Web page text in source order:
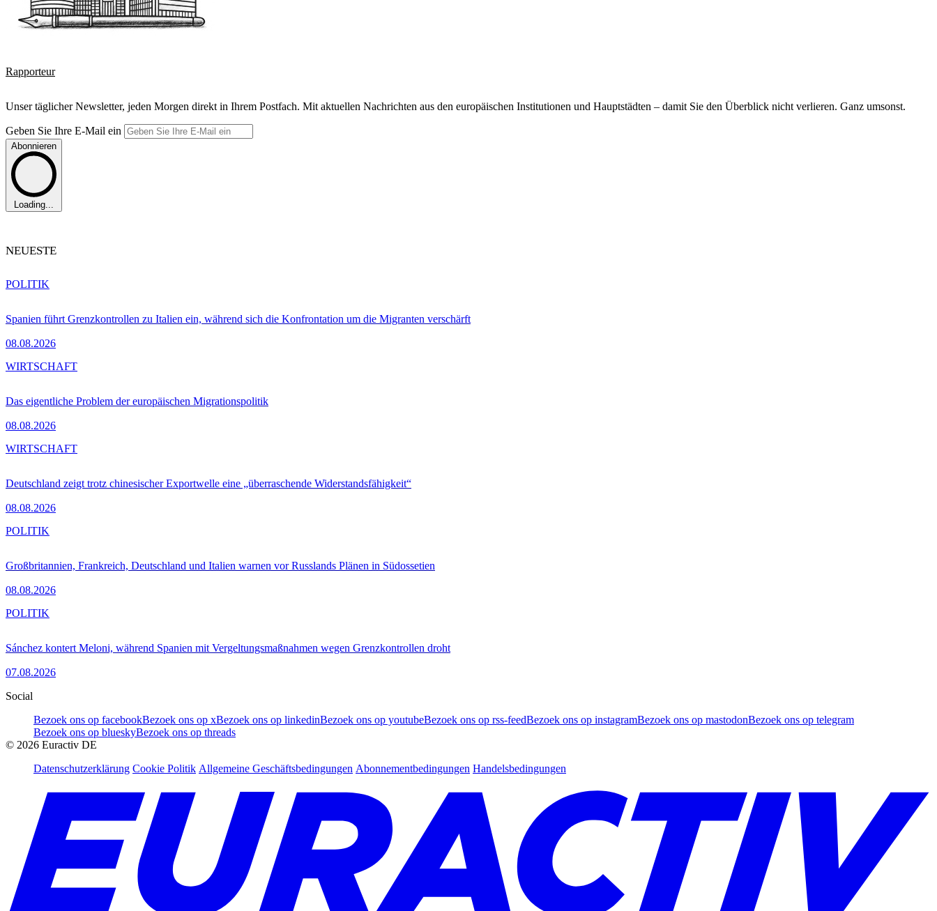
Rapporteur
Unser täglicher Newsletter, jeden Morgen direkt in Ihrem Postfach. Mit aktuellen Nachrichten aus den europäischen Institutionen und Hauptstädten – damit Sie den Überblick nicht verlieren. Ganz umsonst.
Geben Sie Ihre E-Mail ein
Abonnieren
Loading...
NEUESTE
Spanien führt Grenzkontrollen zu Italien ein, während sich die Konfrontation um die Migranten verschärft
08.08.2026
POLITIK
Das eigentliche Problem der europäischen Migrationspolitik
08.08.2026
WIRTSCHAFT
Deutschland zeigt trotz chinesischer Exportwelle eine „überraschende Widerstandsfähigkeit“
08.08.2026
WIRTSCHAFT
Großbritannien, Frankreich, Deutschland und Italien warnen vor Russlands Plänen in Südossetien
08.08.2026
POLITIK
Sánchez kontert Meloni, während Spanien mit Vergeltungsmaßnahmen wegen Grenzkontrollen droht
07.08.2026
POLITIK
Social
Bezoek ons op facebookBezoek ons op xBezoek ons op linkedinBezoek ons op youtubeBezoek ons op rss-feedBezoek ons op instagramBezoek ons op mastodonBezoek ons op telegram
Bezoek ons op blueskyBezoek ons op threads
© 2026 Euractiv DE
Datenschutzerklärung Cookie Politik Allgemeine Geschäftsbedingungen Abonnementbedingungen Handelsbedingungen